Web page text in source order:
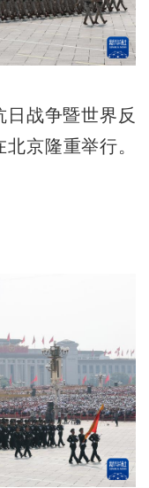
战争暨世界反
京隆重举行。